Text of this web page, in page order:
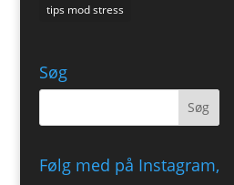
tips mod stress
Søg
Følg med på Instagram,